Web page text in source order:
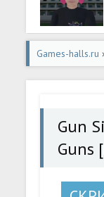
Games-halls.ru
Tough Guns
Gun
Guns